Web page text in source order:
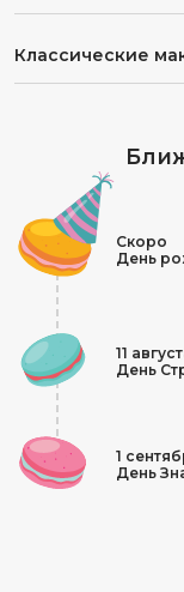
Классические
Скоро
День
11
День
1
День